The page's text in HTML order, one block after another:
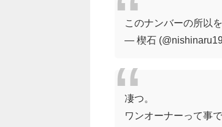
このナンバーの所以
— 楔石
凄つ。
ワンオーナーって事で